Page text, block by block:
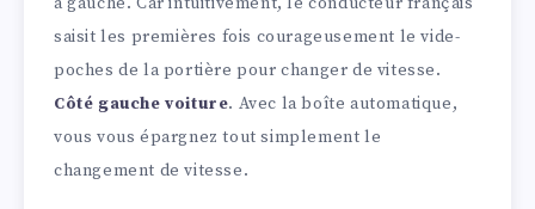
saisit les premières fois courageusement le vide-
poches de la portière pour changer de vitesse.
Côté gauche voiture. Avec la boîte automatique,
vous vous épargnez tout simplement le
changement de vitesse.